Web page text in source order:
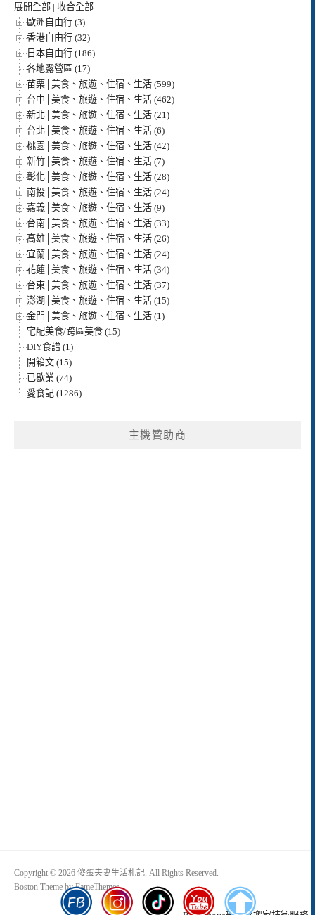
展開全部 | 收合全部
歐洲自由行 (3)
香港自由行 (32)
日本自由行 (186)
各地露營區 (17)
苗栗│美食、旅遊、住宿、生活 (599)
台中│美食、旅遊、住宿、生活 (462)
新北│美食、旅遊、住宿、生活 (21)
台北│美食、旅遊、住宿、生活 (6)
桃園│美食、旅遊、住宿、生活 (42)
新竹│美食、旅遊、住宿、生活 (7)
彰化│美食、旅遊、住宿、生活 (28)
南投│美食、旅遊、住宿、生活 (24)
嘉義│美食、旅遊、住宿、生活 (9)
台南│美食、旅遊、住宿、生活 (33)
高雄│美食、旅遊、住宿、生活 (26)
宜蘭│美食、旅遊、住宿、生活 (24)
花蓮│美食、旅遊、住宿、生活 (34)
台東│美食、旅遊、住宿、生活 (37)
澎湖│美食、旅遊、住宿、生活 (15)
金門│美食、旅遊、住宿、生活 (1)
宅配美食/跨區美食 (15)
DIY食譜 (1)
開箱文 (15)
已歇業 (74)
愛食記 (1286)
主機贊助商
Copyright © 2026 傻蛋夫妻生活札記. All Rights Reserved.
Boston Theme byFameThemes